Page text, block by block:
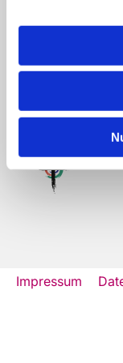
Frohlinde
Castrop-
Fon:
Impressum